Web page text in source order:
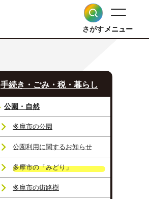
さがすメニュー
手続き・ごみ・税・暮らし
公園・自然
多摩市の公園
公園利用に関するお知らせ
多摩市の「みどり」
多摩市の街路樹